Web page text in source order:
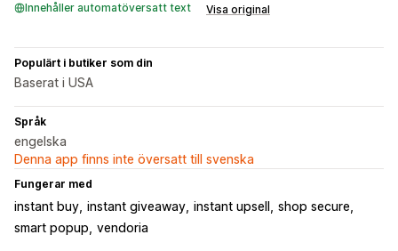
Innehåller automatöversatt text Visa original
Populärt i butiker som din
Baserat i USA
Språk
engelska
Denna app finns inte översatt till svenska
Fungerar med
instant buy instant giveaway instant upsell
shop secure
smart popup vendoria